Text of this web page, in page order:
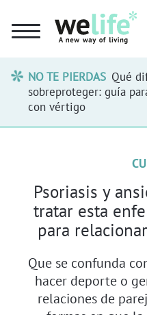
NO TE PIERDAS Qué
sobreproteger: guía
con vértigo
Psoriasis y
tratar esta
para
Que se confunda
hacer deporte o
relaciones de